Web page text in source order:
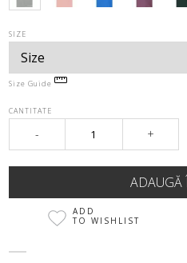
SIZE
Size Guide
CANTITATE
- +
ADD
TO WISHLIST